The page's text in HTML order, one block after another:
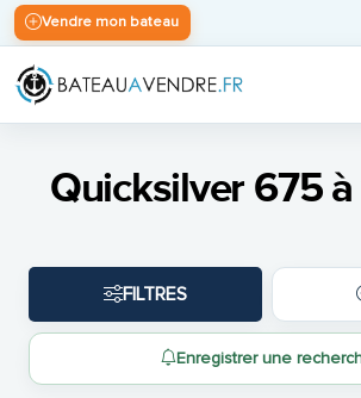
Vendre mon bateau
Quicksilver 675
FILTRES
Enregistrer une